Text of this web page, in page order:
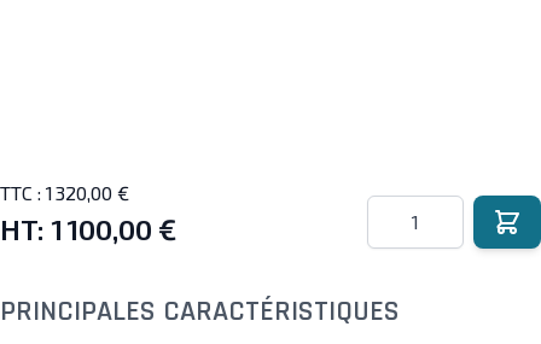
TTC : 1 320,00 €
HT: 1 100,00 €
Quantité
PRINCIPALES CARACTÉRISTIQUES